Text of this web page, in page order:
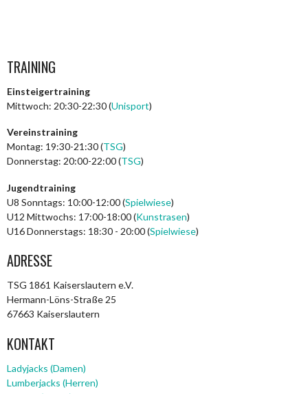
TRAINING
Einsteigertraining
Mittwoch: 20:30-22:30 (Unisport)
Vereinstraining
Montag: 19:30-21:30 (TSG)
Donnerstag: 20:00-22:00 (TSG)
Jugendtraining
U8 Sonntags: 10:00-12:00 (Spielwiese)
U12 Mittwochs: 17:00-18:00 (Kunstrasen)
U16 Donnerstags: 18:30 - 20:00 (Spielwiese)
ADRESSE
TSG 1861 Kaiserslautern e.V.
Hermann-Löns-Straße 25
67663 Kaiserslautern
KONTAKT
Ladyjacks (Damen)
Lumberjacks (Herren)